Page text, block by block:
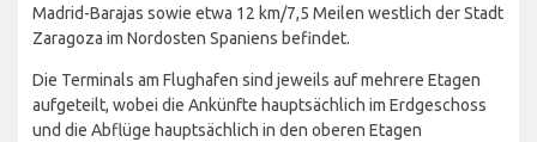
Madrid-Barajas sowie etwa 12 km/7,5 Meilen westlich der Stadt
Zaragoza im Nordosten Spaniens befindet.
Die Terminals am Flughafen sind jeweils auf mehrere Etagen
aufgeteilt, wobei die Ankünfte hauptsächlich im Erdgeschoss
und die Abflüge hauptsächlich in den oberen Etagen